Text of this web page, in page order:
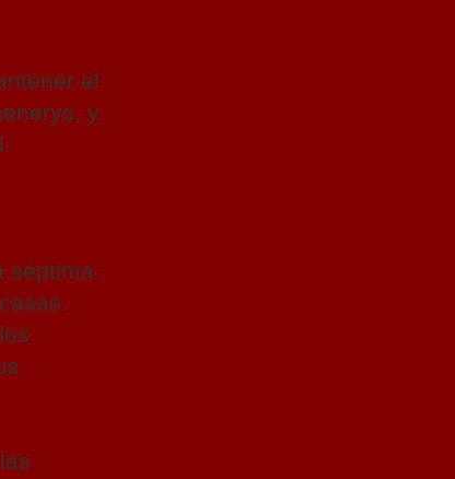
el
y
séptima